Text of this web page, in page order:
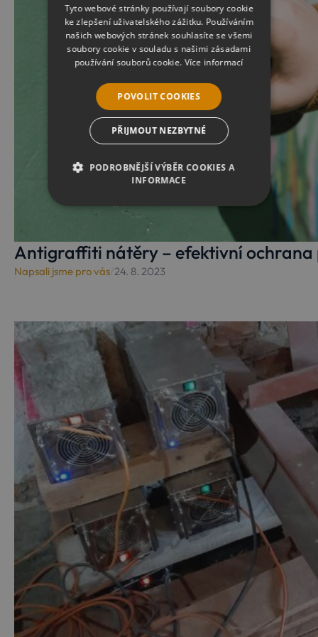
Antigraffiti nátěry – efektivní
Napsali jsme pro vás 24. 8. 2023
Tyto webové stránky používají soubory cookie
ke zlepšení uživatelského zážitku. Používáním
našich webových stránek souhlasíte se všemi
soubory cookie v souladu s našimi zásadami
používání souborů cookie. Více informací
POVOLIT COOKIES
PŘIJMOUT NEZBYTNÉ
PODROBNĚJŠÍ VÝBĚR COOKIES A
INFORMACE
NEZBYTNÉ ANALYTICKÉ
MARKETINGOVÉ
FUNKČNÍ
Nezbytné
Marketingové
Nezbytně nutné soubory cookie umožňují
základní funkce webových stránek, jako je
přihlášení uživatele a správa účtu. Webové
stránky nelze bez nezbytně nutných souborů
cookie správně používat.
Název
Provider
Doména
Vyprší Popis
pum-42120 .sanako.cz
1
hodina
sloužící k
okna.
CookieScriptConsent
CookieScript
www.sanako.cz
1 rok
Tento
cookie
používá
služba
předvoleb
souhlasu se
soubory